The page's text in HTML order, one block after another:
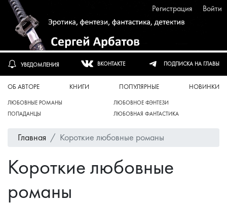
Регистрация Войти
УВЕДОМЛЕНИЯ ВКОНТАКТЕ ПОДПИСКА НА ГЛАВЫ
ОБ АВТОРЕ КНИГИ ПОПУЛЯРНЫЕ НОВИНКИ
ЛЮБОВНЫЕ РОМАНЫ
ЛЮБОВНОЕ ФЭНТЕЗИ
ПОПАДАНЦЫ
ЛЮБОВНАЯ ФАНТАСТИКА
Главная Короткие любовные романы
Короткие любовные
романы